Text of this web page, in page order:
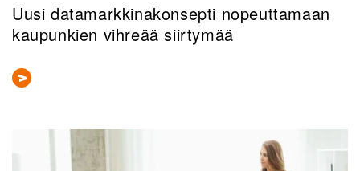
Uusi datamarkkinakonsepti nopeuttamaan
kaupunkien vihreää siirtymää